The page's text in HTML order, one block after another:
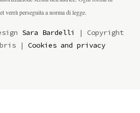
verrà perseguita a norma di legge.
Sara Bardelli
| Copyright
| Cookies and privacy